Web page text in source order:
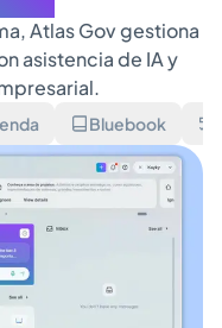
Atlas Gov gestiona
asistencia de IA y
Bluebook